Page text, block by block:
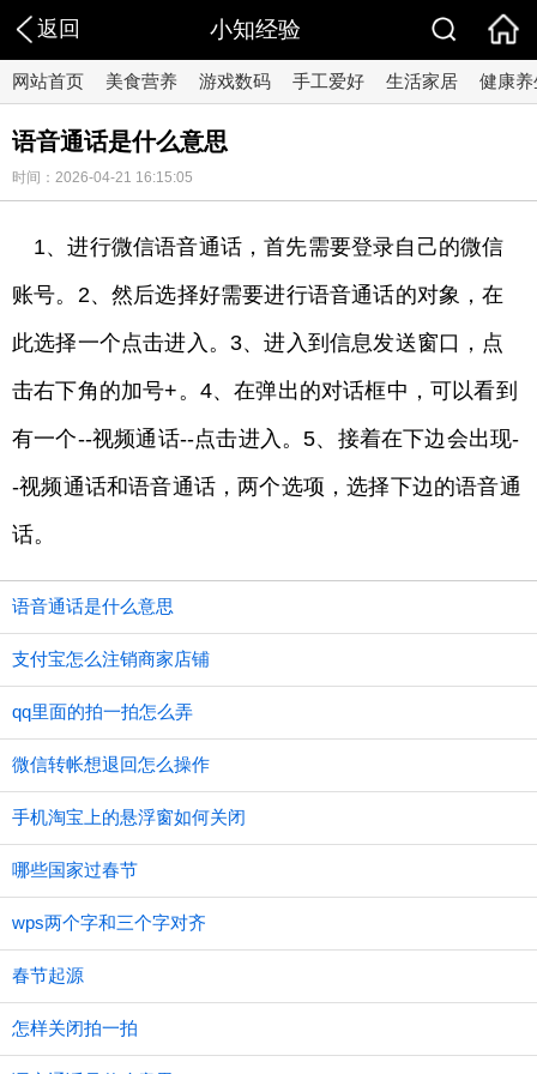
返回 小知经验
网站首页 美食营养 游戏数码 手工爱好 生活家居 健康养
语音通话是什么意思
时间：2026-04-21 16:15:05
1、进行微信语音通话，首先需要登录自己的微信
账号。2、然后选择好需要进行语音通话的对象，在
此选择一个点击进入。3、进入到信息发送窗口，点
击右下角的加号+。4、在弹出的对话框中，可以看到
有一个--视频通话--点击进入。5、接着在下边会出现-
-视频通话和语音通话，两个选项，选择下边的语音通
话。
语音通话是什么意思
支付宝怎么注销商家店铺
qq里面的拍一拍怎么弄
微信转帐想退回怎么操作
手机淘宝上的悬浮窗如何关闭
哪些国家过春节
wps两个字和三个字对齐
春节起源
怎样关闭拍一拍